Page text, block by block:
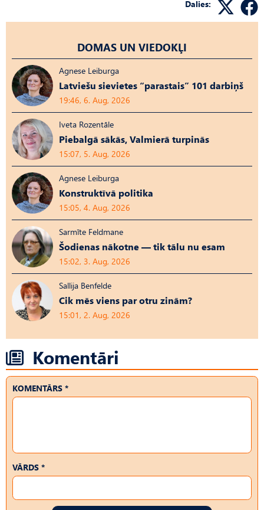
Dalies:
DOMAS UN VIEDOKĻI
Agnese Leiburga
Latviešu sievietes “parastais” 101 darbiņš
19:46, 6. Aug, 2026
Iveta Rozentāle
Piebalgā sākās, Valmierā turpinās
15:07, 5. Aug, 2026
Agnese Leiburga
Konstruktīvā politika
15:05, 4. Aug, 2026
Sarmīte Feldmane
Šodienas nākotne — tik tālu nu esam
15:02, 3. Aug, 2026
Sallija Benfelde
Cik mēs viens par otru zinām?
15:01, 2. Aug, 2026
Komentāri
KOMENTĀRS *
VĀRDS *